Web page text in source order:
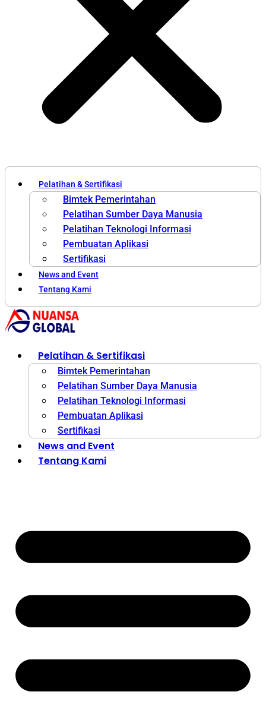
Pelatihan & Sertifikasi
Bimtek Pemerintahan
Pelatihan Sumber Daya Manusia
Pelatihan Teknologi Informasi
Pembuatan Aplikasi
Sertifikasi
News and Event
Tentang Kami
Pelatihan & Sertifikasi
Bimtek Pemerintahan
Pelatihan Sumber Daya Manusia
Pelatihan Teknologi Informasi
Pembuatan Aplikasi
Sertifikasi
News and Event
Tentang Kami